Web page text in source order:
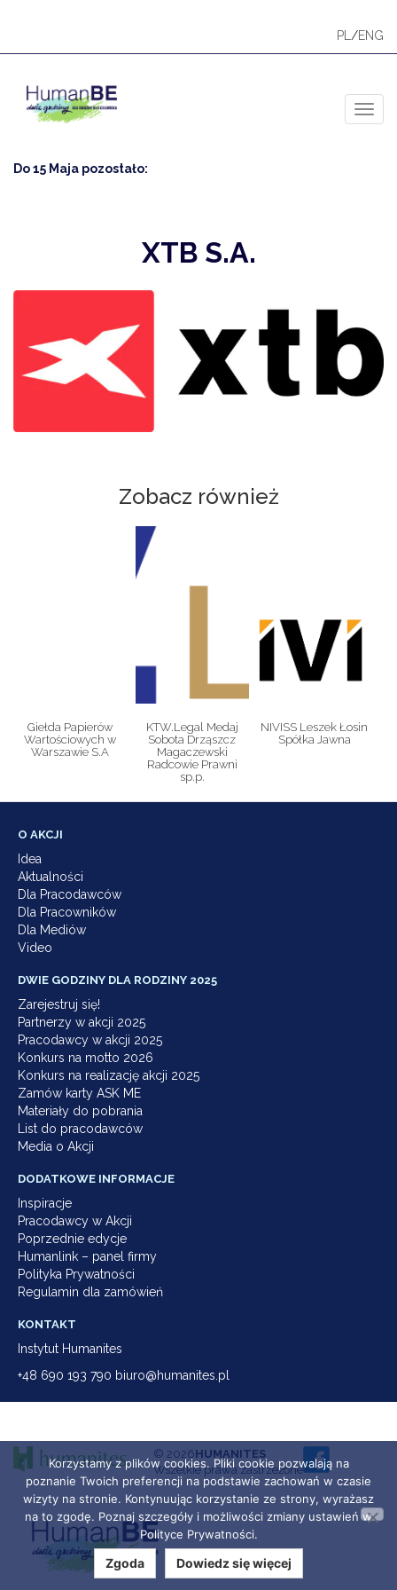
PL /ENG
Do 15 Maja pozostało:
XTB S.A.
Zobacz również
Giełda Papierów
Wartościowych w
Warszawie S.A
KTW.Legal Medaj
Sobota Drząszcz
Magaczewski
Radcowie Prawni
sp.p.
NIVISS Leszek Łosin
Spółka Jawna
O AKCJI
Idea
Aktualności
Dla Pracodawców
Dla Pracowników
Dla Mediów
Video
DWIE GODZINY DLA RODZINY 2025
Zarejestruj się!
Partnerzy w akcji 2025
Pracodawcy w akcji 2025
Konkurs na motto 2026
Konkurs na realizację akcji 2025
Zamów karty ASK ME
Materiały do pobrania
List do pracodawców
Media o Akcji
DODATKOWE INFORMACJE
Inspiracje
Pracodawcy w Akcji
Poprzednie edycje
Humanlink – panel firmy
Polityka Prywatności
Regulamin dla zamówień
KONTAKT
Instytut Humanites
+48 690 193 790 biuro@humanites.pl
Korzystamy z plików cookies. Pliki cookie pozwalają na
poznanie Twoich preferencji na podstawie zachowań w czasie
wizyty na stronie. Kontynuując korzystanie ze strony, wyrażasz
na to zgodę. Poznaj szczegóły i możliwości zmiany ustawień w
Polityce Prywatności.
Zgoda Dowiedz się więcej
© 2026HUMANITES
Wszelkie prawa zastrzeżone